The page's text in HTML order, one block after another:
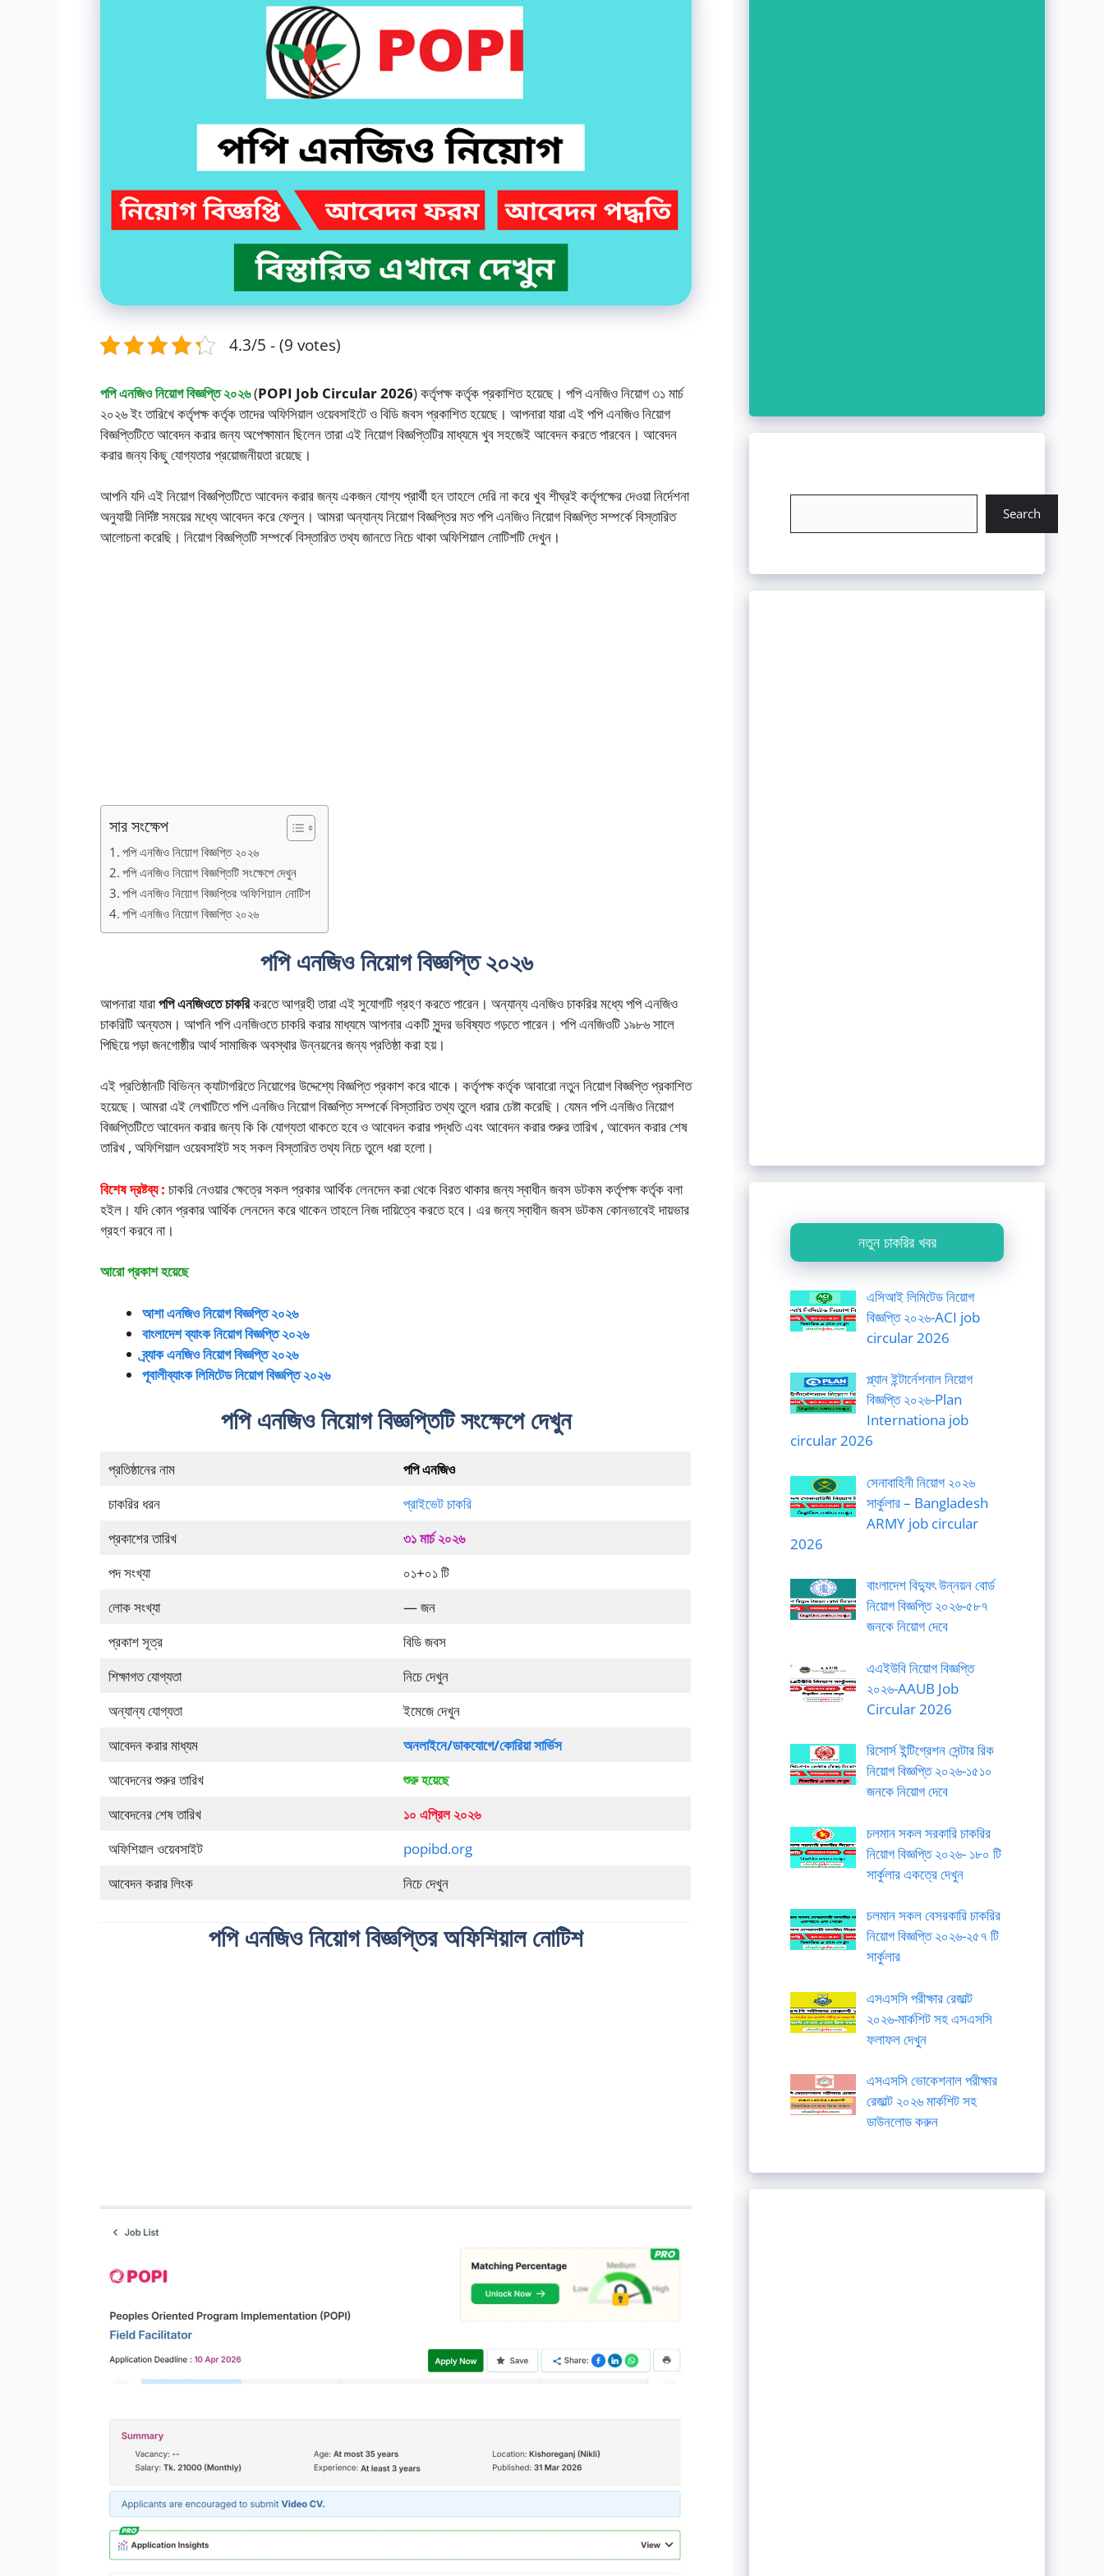
4.3/5 - (9 votes)
পপি এনজিও নিয়োগ বিজ্ঞপ্তি ২০২৬(POPI Job Circular 2026) কর্তৃপক্ষ কর্তৃক প্রকাশিত হয়েছে। পপি এনজিও নিয়োগ ৩১ মার্চ
২০২৬ ইং তারিখে কর্তৃপক্ষ কর্তৃক তাদের অফিসিয়াল ওয়েবসাইটে ও বিডি জবস প্রকাশিত হয়েছে। আপনারা যারা এই পপি এনজিও নিয়োগ
বিজ্ঞপ্তিটিতে আবেদন করার জন্য অপেক্ষামান ছিলেন তারা এই নিয়োগ বিজ্ঞপ্তিটির মাধ্যমে খুব সহজেই আবেদন করতে পারবেন। আবেদন
করার জন্য কিছু যোগ্যতার প্রয়োজনীয়তা রয়েছে।
আপনি যদি এই নিয়োগ বিজ্ঞপ্তিটিতে আবেদন করার জন্য একজন যোগ্য প্রার্থী হন তাহলে দেরি না করে খুব শীঘ্রই কর্তৃপক্ষের দেওয়া নির্দেশনা
অনুযায়ী নির্দিষ্ট সময়ের মধ্যে আবেদন করে ফেলুন। আমরা অন্যান্য নিয়োগ বিজ্ঞপ্তির মত পপি এনজিও নিয়োগ বিজ্ঞপ্তি সম্পর্কে বিস্তারিত
আলোচনা করেছি। নিয়োগ বিজ্ঞপ্তিটি সম্পর্কে বিস্তারিত তথ্য জানতে নিচে থাকা অফিশিয়াল নোটিশটি দেখুন।
সার সংক্ষেপ
পপি এনজিও নিয়োগ বিজ্ঞপ্তি ২০২৬
পপি এনজিও নিয়োগ বিজ্ঞপ্তিটি সংক্ষেপে দেখুন
পপি এনজিও নিয়োগ বিজ্ঞপ্তির অফিশিয়াল নোটিশ
পপি এনজিও নিয়োগ বিজ্ঞপ্তি ২০২৬
পপি এনজিও নিয়োগ বিজ্ঞপ্তি ২০২৬
আপনারা যারাপপি এনজিওতে চাকরিকরতে আগ্রহী তারা এই সুযোগটি গ্রহণ করতে পারেন। অন্যান্য এনজিও চাকরির মধ্যে পপি এনজিও
চাকরিটি অন্যতম। আপনি পপি এনজিওতে চাকরি করার মাধ্যমে আপনার একটি সুন্দর ভবিষ্যত গড়তে পারেন। পপি এনজিওটি ১৯৮৬ সালে
পিছিয়ে পড়া জনগোষ্ঠীর আর্থ সামাজিক অবস্থার উন্নয়নের জন্য প্রতিষ্ঠা করা হয়।
এই প্রতিষ্ঠানটি বিভিন্ন ক্যাটাগরিতে নিয়োগের উদ্দেশ্যে বিজ্ঞপ্তি প্রকাশ করে থাকে। কর্তৃপক্ষ কর্তৃক আবারো নতুন নিয়োগ বিজ্ঞপ্তি প্রকাশিত
হয়েছে। আমরা এই লেখাটিতে পপি এনজিও নিয়োগ বিজ্ঞপ্তি সম্পর্কে বিস্তারিত তথ্য তুলে ধরার চেষ্টা করেছি। যেমন পপি এনজিও নিয়োগ
বিজ্ঞপ্তিটিতে আবেদন করার জন্য কি কি যোগ্যতা থাকতে হবে ও আবেদন করার পদ্ধতি এবং আবেদন করার শুরুর তারিখ , আবেদন করার শেষ
তারিখ , অফিশিয়াল ওয়েবসাইট সহ সকল বিস্তারিত তথ্য নিচে তুলে ধরা হলো।
বিশেষ দ্রষ্টব্য : চাকরি নেওয়ার ক্ষেত্রে সকল প্রকার আর্থিক লেনদেন করা থেকে বিরত থাকার জন্য স্বাধীন জবস ডটকম কর্তৃপক্ষ কর্তৃক বলা
হইল। যদি কোন প্রকার আর্থিক লেনদেন করে থাকেন তাহলে নিজ দায়িত্বে করতে হবে। এর জন্য স্বাধীন জবস ডটকম কোনভাবেই দায়ভার
গ্রহণ করবে না।
আরো প্রকাশ হয়েছে
আশা এনজিও নিয়োগ বিজ্ঞপ্তি ২০২৬
বাংলাদেশ ব্যাংক নিয়োগ বিজ্ঞপ্তি ২০২৬
ব্র্যাক এনজিও নিয়োগ বিজ্ঞপ্তি ২০২৬
পূবালীব্যাংক লিমিটেড নিয়োগ বিজ্ঞপ্তি ২০২৬
পপি এনজিও নিয়োগ বিজ্ঞপ্তিটি সংক্ষেপে দেখুন
প্রতিষ্ঠানের নাম
পপি এনজিও
চাকরির ধরন
প্রাইভেট চাকরি
প্রকাশের তারিখ
৩১ মার্চ ২০২৬
পদ সংখ্যা
০১+০১ টি
লোক সংখ্যা
— জন
প্রকাশ সূত্র
বিডি জবস
শিক্ষাগত যোগ্যতা
নিচে দেখুন
অন্যান্য যোগ্যতা
ইমেজে দেখুন
আবেদন করার মাধ্যম
অনলাইনে/ডাকযোগে/কোরিয়া সার্ভিস
আবেদনের শুরুর তারিখ
শুরু হয়েছে
আবেদনের শেষ তারিখ
১০ এপ্রিল ২০২৬
অফিশিয়াল ওয়েবসাইট
popibd.org
আবেদন করার লিংক
নিচে দেখুন
পপি এনজিও নিয়োগ বিজ্ঞপ্তির অফিশিয়াল নোটিশ
Search
নতুন চাকরির খবর
এসিআই লিমিটেড নিয়োগ
বিজ্ঞপ্তি ২০২৬-ACI job
circular 2026
প্ল্যান ইন্টার্নেশনাল নিয়োগ
বিজ্ঞপ্তি ২০২৬-Plan
Internationa job
circular 2026
সেনাবাহিনী নিয়োগ ২০২৬
সার্কুলার – Bangladesh
ARMY job circular
2026
বাংলাদেশ বিদ্যুৎ উন্নয়ন বোর্ড
নিয়োগ বিজ্ঞপ্তি ২০২৬-৫৮৭
জনকে নিয়োগ দেবে
এএইউবি নিয়োগ বিজ্ঞপ্তি
২০২৬-AAUB Job
Circular 2026
রিসোর্স ইন্টিগ্রেশন সেন্টার রিক
নিয়োগ বিজ্ঞপ্তি ২০২৬-১৫১০
জনকে নিয়োগ দেবে
চলমান সকল সরকারি চাকরির
নিয়োগ বিজ্ঞপ্তি ২০২৬- ১৮০ টি
সার্কুলার একত্রে দেখুন
চলমান সকল বেসরকারি চাকরির
নিয়োগ বিজ্ঞপ্তি ২০২৬-২৫৭ টি
সার্কুলার
এসএসসি পরীক্ষার রেজাল্ট
২০২৬-মার্কশিট সহ এসএসসি
ফলাফল দেখুন
এসএসসি ভোকেশনাল পরীক্ষার
রেজাল্ট ২০২৬ মার্কশিট সহ
ডাউনলোড করুন